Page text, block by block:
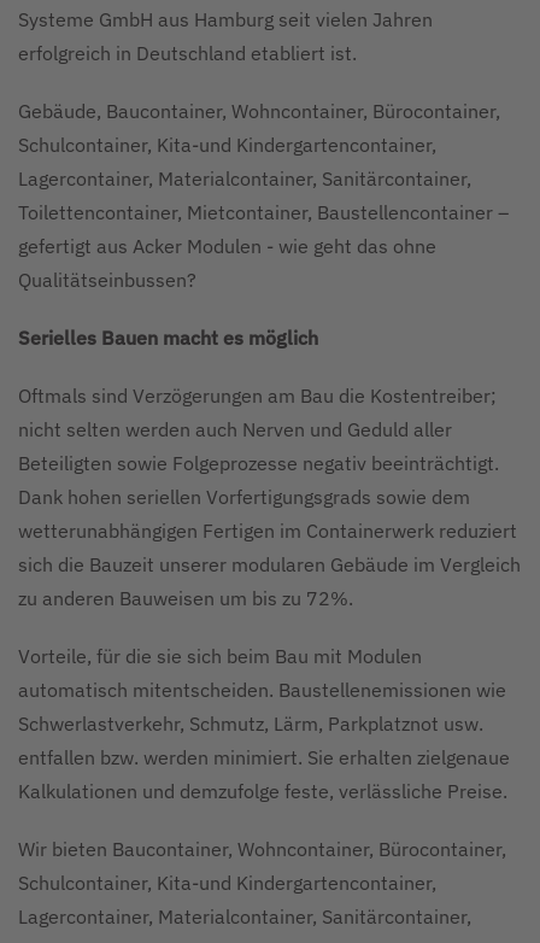
Systeme GmbH aus Hamburg seit vielen Jahren
erfolgreich in Deutschland etabliert ist.
Gebäude, Baucontainer, Wohncontainer, Bürocontainer,
Schulcontainer, Kita-und Kindergartencontainer,
Lagercontainer, Materialcontainer, Sanitärcontainer,
Toilettencontainer, Mietcontainer, Baustellencontainer –
gefertigt aus Acker Modulen - wie geht das ohne
Qualitätseinbussen?
Serielles Bauen macht es möglich
Oftmals sind Verzögerungen am Bau die Kostentreiber;
nicht selten werden auch Nerven und Geduld aller
Beteiligten sowie Folgeprozesse negativ beeinträchtigt.
Dank hohen seriellen Vorfertigungsgrads sowie dem
wetterunabhängigen Fertigen im Containerwerk reduziert
sich die Bauzeit unserer modularen Gebäude im Vergleich
zu anderen Bauweisen um bis zu 72%.
Vorteile, für die sie sich beim Bau mit Modulen
automatisch mitentscheiden. Baustellenemissionen wie
Schwerlastverkehr, Schmutz, Lärm, Parkplatznot usw.
entfallen bzw. werden minimiert. Sie erhalten zielgenaue
Kalkulationen und demzufolge feste, verlässliche Preise.
Wir bieten Baucontainer, Wohncontainer, Bürocontainer,
Schulcontainer, Kita-und Kindergartencontainer,
Lagercontainer, Materialcontainer, Sanitärcontainer,